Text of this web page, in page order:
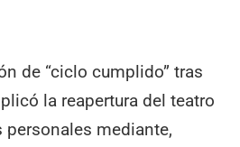
de “ciclo cumplido” tras
la reapertura del teatro
mediante,